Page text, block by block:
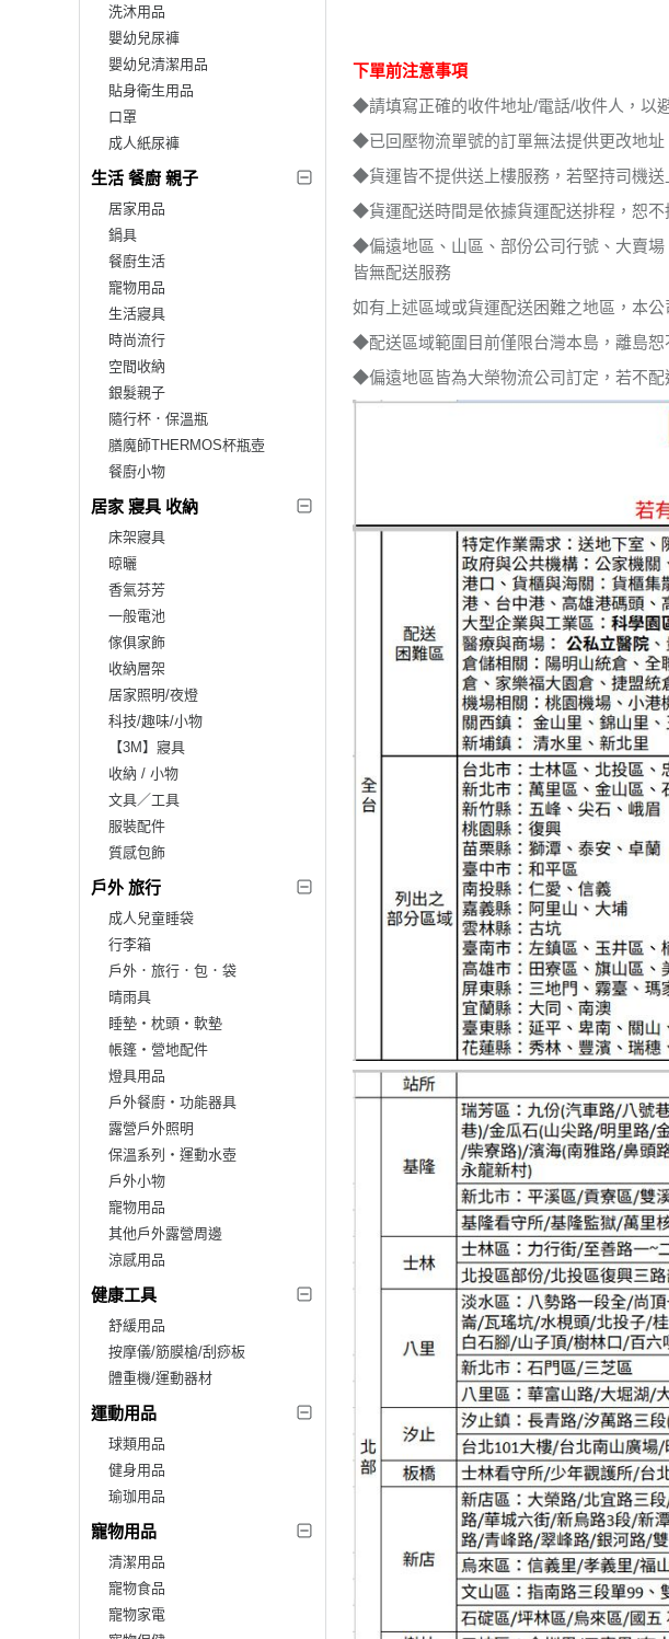
洗沐用品
嬰幼兒尿褲
嬰幼兒清潔用品
貼身衛生用品
口罩
成人紙尿褲
生活 餐廚 親子
居家用品
鍋具
餐廚生活
寵物用品
生活寢具
時尚流行
空間收納
銀髮親子
隨行杯．保溫瓶
膳魔師THERMOS杯瓶壺
餐廚小物
居家 寢具 收納
床架寢具
晾曬
香氣芬芳
一般電池
傢俱家飾
收納層架
居家照明/夜燈
科技/趣味/小物
【3M】寢具
收納 / 小物
文具／工具
服裝配件
質感包飾
戶外 旅行
成人兒童睡袋
行李箱
戶外．旅行．包．袋
晴雨具
睡墊‧枕頭‧軟墊
帳篷‧營地配件
燈具用品
戶外餐廚‧功能器具
露營戶外照明
保溫系列‧運動水壺
戶外小物
寵物用品
其他戶外露營周邊
涼感用品
健康工具
舒緩用品
按摩儀/筋膜槍/刮痧板
體重機/運動器材
運動用品
球類用品
健身用品
瑜珈用品
寵物用品
清潔用品
寵物食品
寵物家電
下單前注意事項
◆請填寫正確的收件地址/電話/收件人，以
◆已回壓物流單號的訂單無法提供更改地址
◆貨運皆不提供送上樓服務，若堅持司機
◆貨運配送時間是依據貨運配送排程，恕不
◆偏遠地區、山區、部份公司行號、大賣場
皆無配送服務
如有上述區域或貨運配送困難之地區，本公
◆配送區域範圍目前僅限台灣本島，離島恕
◆偏遠地區皆為大榮物流公司訂定，若不